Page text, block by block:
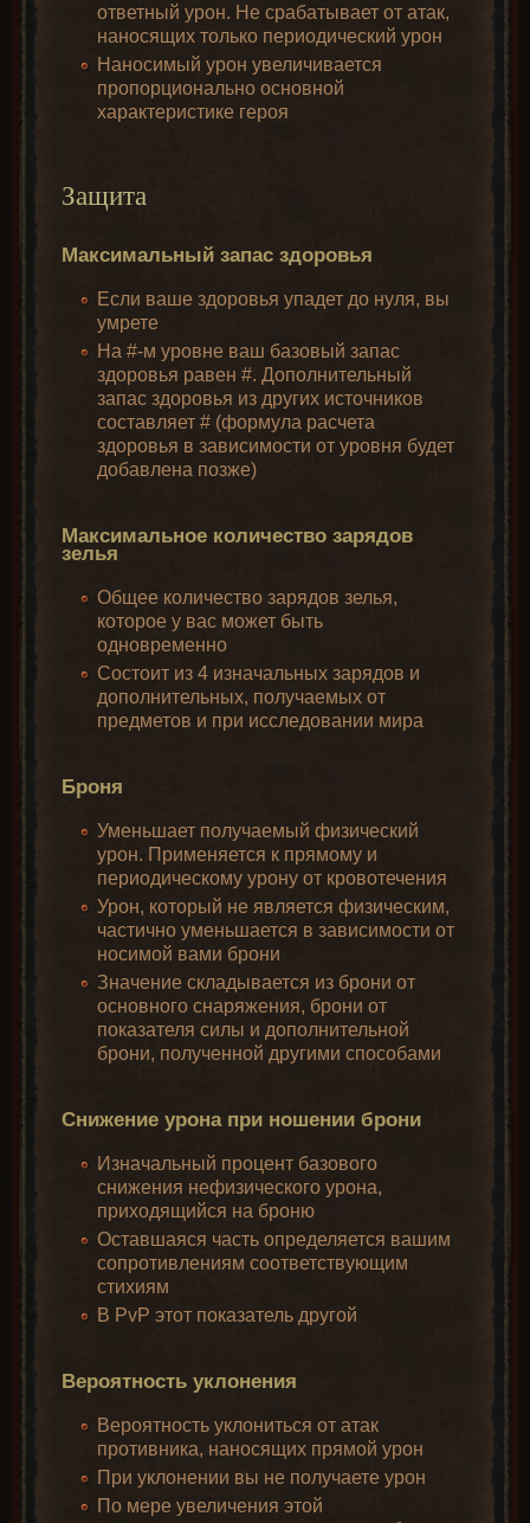
ответный урон. Не срабатывает от атак,
наносящих только периодический урон
Наносимый урон увеличивается
пропорционально основной
характеристике героя
Защита
Максимальный запас здоровья
Если ваше здоровья упадет до нуля, вы
умрете
На #-м уровне ваш базовый запас
здоровья равен #. Дополнительный
запас здоровья из других источников
составляет # (формула расчета
здоровья в зависимости от уровня будет
добавлена позже)
Максимальное количество зарядов
зелья
Общее количество зарядов зелья,
которое у вас может быть
одновременно
Состоит из 4 изначальных зарядов и
дополнительных, получаемых от
предметов и при исследовании мира
Броня
Уменьшает получаемый физический
урон. Применяется к прямому и
периодическому урону от кровотечения
Урон, который не является физическим,
частично уменьшается в зависимости от
носимой вами брони
Значение складывается из брони от
основного снаряжения, брони от
показателя силы и дополнительной
брони, полученной другими способами
Снижение урона при ношении брони
Изначальный процент базового
снижения нефизического урона,
приходящийся на броню
Оставшаяся часть определяется вашим
сопротивлениям соответствующим
стихиям
В PvP этот показатель другой
Вероятность уклонения
Вероятность уклониться от атак
противника, наносящих прямой урон
При уклонении вы не получаете урон
По мере увеличения этой